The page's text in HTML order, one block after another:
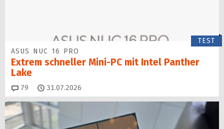
TEST
ASUS NUC 16 PRO
Extrem schneller Mini-PC mit Intel Panther
Lake
79 Kommentare
31.07.2026